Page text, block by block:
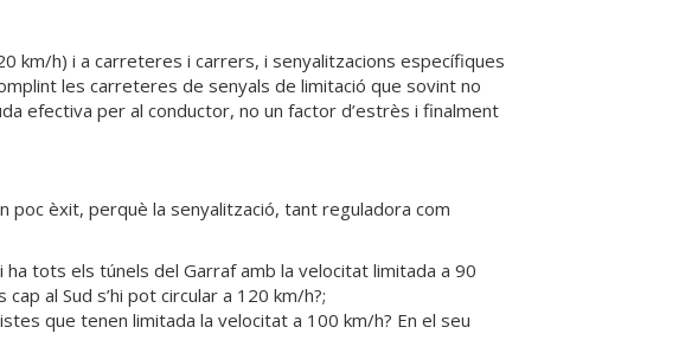
km/h) i a carreteres i carrers, i senyalitzacions específiques
les carreteres de senyals de limitació que sovint no
efectiva per al conductor, no un factor d’estrès i finalment
èxit, perquè la senyalització, tant reguladora com
tots els túnels del Garraf amb la velocitat limitada a 90
al Sud s’hi pot circular a 120 km/h?;
que tenen limitada la velocitat a 100 km/h? En el seu